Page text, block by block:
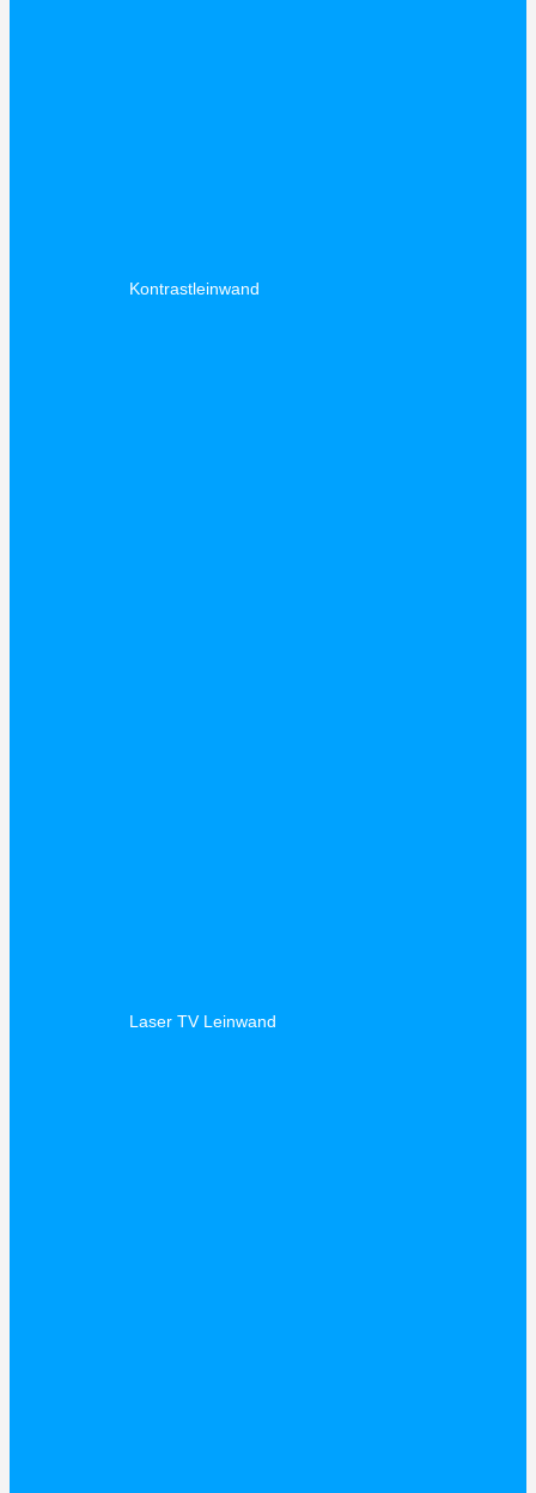
Kontrastleinwand
Laser TV Leinwand